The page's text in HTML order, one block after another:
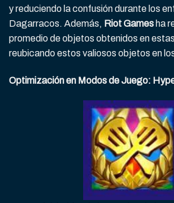
y reduciendo la confusión durante los
Dagarracos. Además, Riot Games ha
promedio de objetos obtenidos en
reubicando estos valiosos objetos en
Optimización en Modos de Juego: